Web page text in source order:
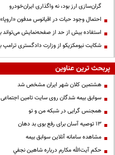
گران‌سازی ارز بود، نه واگذاری ایران‌خودرو
احتمال وجود حیات در اقیانوس مدفون «اروپا»
استفاده بیش از حد از صفحه‌نمایش می‌تواند
شکایت نیومکزیکو از وزارت دادگستری ترامپ
پربحث ترین عناوین
هشتمین کلان شهر ایران مشخص شد
سوابق بیمه شدگان روی سایت تامین اجتماعی
همجنس گرایی در شبکه من و تو
13 توصیه آسان برای رفع بوی بد دهان
مشاهده سامانه آنلاين سوابق بیمه
حكم آيت‌الله مكارم درباره شاهين نجفي